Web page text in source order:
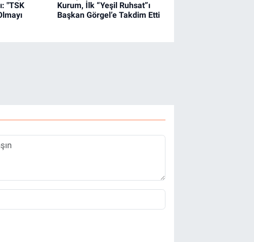
"TSK
Kurum, İlk “Yeşil Ruhsat”ı
Başkan Görgel’e Takdim Etti